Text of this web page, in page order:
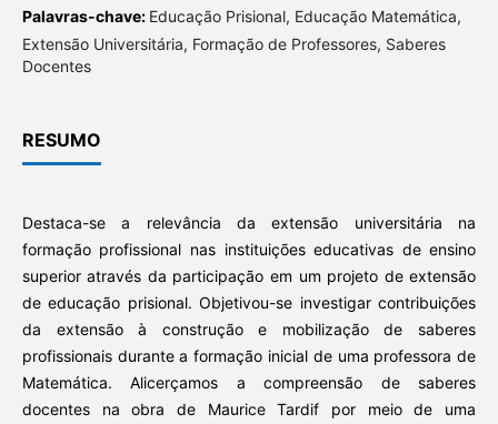
Palavras-chave: Educação Prisional, Educação Matemática,
Extensão Universitária, Formação de Professores, Saberes
Docentes
RESUMO
Destaca-se a relevância da extensão universitária na
formação profissional nas instituições educativas de ensino
superior através da participação em um projeto de extensão
de educação prisional. Objetivou-se investigar contribuições
da extensão à construção e mobilização de saberes
profissionais durante a formação inicial de uma professora de
Matemática. Alicerçamos a compreensão de saberes
docentes na obra de Maurice Tardif por meio de uma